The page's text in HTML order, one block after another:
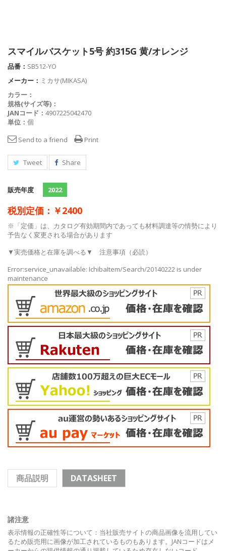
スマイルバスケット5号 約315G 黄/オレンジ
品番： SB512-YO
メーカー： ミカサ(MIKASA)
カラー：
規格(サイズ等)：
JANコード： 4907225042470
単位： 個
Send to a friend
Print
Tweet Share
販売年度 2022
税別定価：￥2400
※「定価」は、カタログ有効期間内であっても材料調達等の情勢により
予告なく変更される場合があります
▼実売価格と在庫を調べる▼ 注意事項（必読）
Error:service_unavailable: IchibaItem/Search/20140222 is under
maintenance
商品説明 DATASHEET
諸注意
表示情報の正確性等について：当社販売サイトの商品画像を流用してい
るため販売用に画像が加工されているものもあります。JANコードはメ